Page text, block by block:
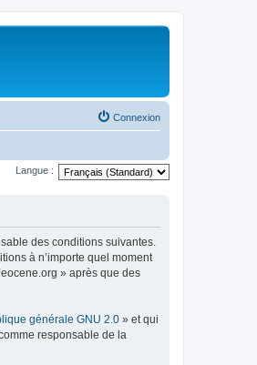
Connexion
Langue :
des conditions suivantes.
à n’importe quel moment
» après que des
générale GNU 2.0 » et qui
responsable de la